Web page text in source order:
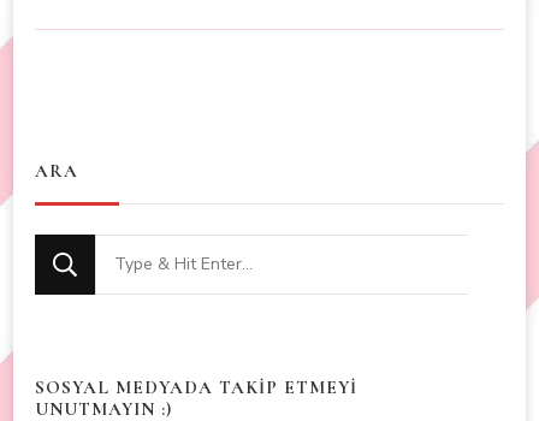
ARA
Looking
for
SOSYAL MEDYADA TAKİP ETMEYİ
UNUTMAYIN :)